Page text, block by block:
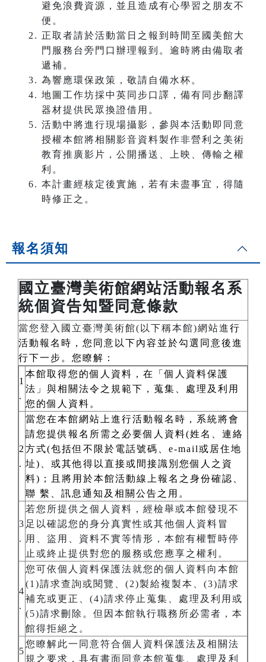
避免浪費資源，並且造成有心學習之朋友不
便。
正取者請於活動當日之報到時間至國美館大
門服務台旁門口辦理報到。逾時將由備取者
遞補。
為響應環保政策，敬請自備水杯。
地圖工作坊採中英同步口譯，備有同步翻譯
器材提供民眾換證借用。
活動中將進行現場攝影，參與本活動即同意
授權本館將相關影音資料製作非營利之美術
教育推廣影片，公開播送、上映、傳輸之權
利。
本計畫經核定後實施，若有未盡事宜，得隨
時修正之。
報名須知
國立臺灣美術館網站活動報名系
統個資告知暨同意條款
當您登入國立臺灣美術館(以下稱本館)網站進行
活動報名時，您同意以下內容並於勾選同意後進
行下一步。您瞭解：
1
.
本館取得您的個人資料，在「個人資料保護
法」與相關法令之規範下，蒐集、處理及利用
您的個人資料。
2
.
當您在本館網站上進行活動報名時，系統將會
請您提供報名所需之必要個人資料(姓名、連絡
方式(包括但不限於電話號碼、e-mail或居住地
址)、或其他得以直接或間接識別您個人之資
料)；且將用於本館活動線上報名之身份確認、
聯 繫、訊息通知及相關公告之用。
3
.
若您所提供之個人資料，經檢舉或本館發現不
足以確認您的身分真實性或其他個人資料冒
用、盜用、資料不實等情形，本館有權暫時停
止或終止提供對您的服務或您應享之權利。
4
.
您可依個人資料保護法就您的個人資料向本館
(1)請求查詢或閱覽、(2)製給複製本、(3)請求
補充或更正、(4)請求停止蒐集、處理及利用或
(5)請求刪除。但因本館執行職務所必需者，本
館得拒絕之。
5
您瞭解此一同意符合個人資料保護法及相關法
規之要求，具有書面同意本館蒐集、處理及利